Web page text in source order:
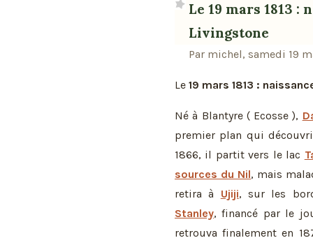
Le 19 mars 1813 :
Livingstone
Par michel, samedi 19
Le 19 mars 1813 :
Né à Blantyre ( Ecosse ),
premier plan qui
1866, il partit vers le lac
sources du Nil, mais
retira à Ujiji, sur les
Stanley, financé par le
retrouva finalement en